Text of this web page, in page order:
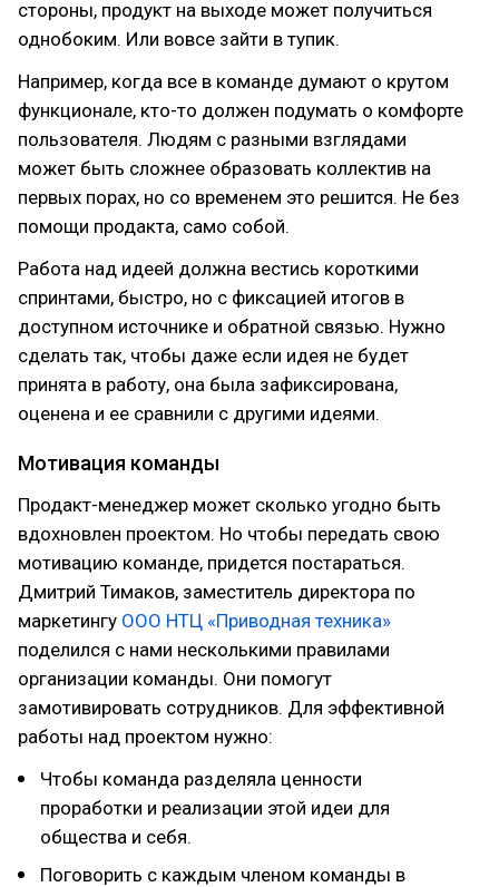
стороны, продукт на выходе может получиться
однобоким. Или вовсе зайти в тупик.
Например, когда все в команде думают о крутом
функционале, кто-то должен подумать о комфорте
пользователя. Людям с разными взглядами
может быть сложнее образовать коллектив на
первых порах, но со временем это решится. Не без
помощи продакта, само собой.
Работа над идеей должна вестись короткими
спринтами, быстро, но с фиксацией итогов в
доступном источнике и обратной связью. Нужно
сделать так, чтобы даже если идея не будет
принята в работу, она была зафиксирована,
оценена и ее сравнили с другими идеями.
Мотивация команды
Продакт-менеджер может сколько угодно быть
вдохновлен проектом. Но чтобы передать свою
мотивацию команде, придется постараться.
Дмитрий Тимаков, заместитель директора по
маркетингу ООО НТЦ «Приводная техника»
поделился с нами несколькими правилами
организации команды. Они помогут
замотивировать сотрудников. Для эффективной
работы над проектом нужно:
Чтобы команда разделяла ценности
проработки и реализации этой идеи для
общества и себя.
Поговорить с каждым членом команды в